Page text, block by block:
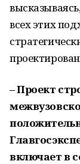
всех этих
– Проект
включает в